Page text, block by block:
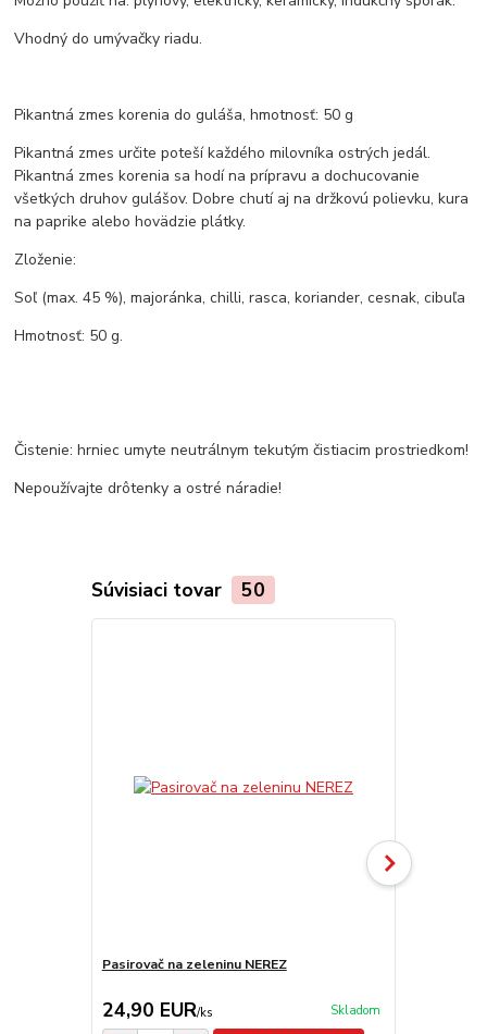
Vhodný do umývačky riadu.
Pikantná zmes korenia do guláša, hmotnosť: 50 g
Pikantná zmes určite poteší každého milovníka ostrých jedál.
Pikantná zmes korenia sa hodí na prípravu a dochucovanie
všetkých druhov gulášov. Dobre chutí aj na držkovú polievku, kura
na paprike alebo hovädzie plátky.
Zloženie:
Soľ (max. 45 %), majoránka, chilli, rasca, koriander, cesnak, cibuľa
Hmotnosť: 50 g.
Čistenie: hrniec umyte neutrálnym tekutým čistiacim prostriedkom!
Nepoužívajte drôtenky a ostré náradie!
Súvisiaci tovar 50
Pasirovač na zeleninu NEREZ
24,90 EUR/ks Skladom